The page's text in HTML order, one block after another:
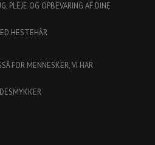
PLEJE OG OPBEVARING AF DINE
HESTEHÅR
FOR MENNESKER, VI HAR